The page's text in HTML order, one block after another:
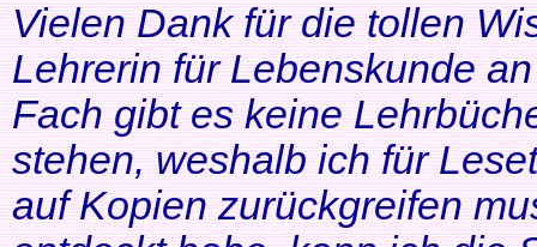
Vielen Dank für die tollen
Lehrerin für Lebenskunde
Fach gibt es keine
stehen, weshalb ich für
auf Kopien zurückgreifen